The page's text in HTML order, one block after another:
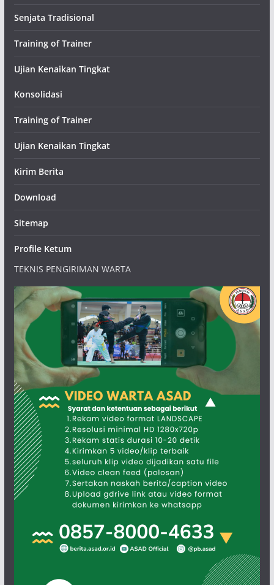
Senjata Tradisional
Training of Trainer
Ujian Kenaikan Tingkat
Konsolidasi
Training of Trainer
Ujian Kenaikan Tingkat
Kirim Berita
Download
Sitemap
Profile Ketum
TEKNIS PENGIRIMAN WARTA